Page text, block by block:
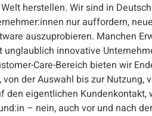
herstellen. Wir sind in
nur auffordern,
auszuprobieren. Manchen
innovative
Care-Bereich bieten wir
der Auswahl bis zur Nutzung,
eigentlichen Kundenkontakt,
– nein, auch vor und nach